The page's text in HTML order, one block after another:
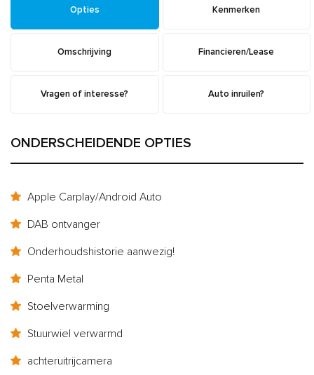
Opties Kenmerken
Omschrijving Financieren/Lease
Vragen of interesse? Auto inruilen?
ONDERSCHEIDENDE OPTIES
Apple Carplay/Android Auto
DAB ontvanger
Onderhoudshistorie aanwezig!
Penta Metal
Stoelverwarming
Stuurwiel verwarmd
achteruitrijcamera